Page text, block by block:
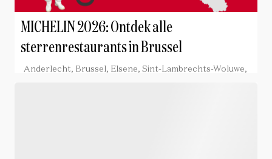
MICHELIN 2026: Ontdek alle
sterrenrestaurants in Brussel
Anderlecht, Brussel, Elsene, Sint-Lambrechts-Woluwe,